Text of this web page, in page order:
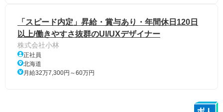
「スピード内定」昇給・賞与あり・年間休日120日
以上/働きやすさ抜群のUI/UXデザイナー
株式会社小林
正社員
北海道
月給32万7,300円～60万円